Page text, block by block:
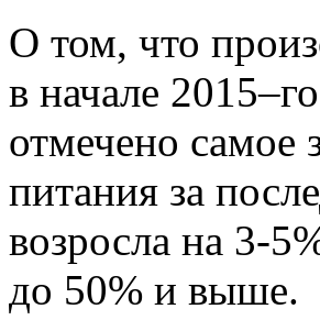
О том, что
в начале
отмечено самое
питания за
возросла на 3-
до 50% и выше.